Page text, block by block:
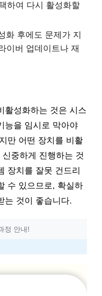
하여 다시 활성화할
화 후에도 문제가 지
이버 업데이트나 재
활성화하는 것은 시스
능을 임시로 막아야
만 어떤 장치를 비활
중하게 진행하는 것
장치를 잘못 건드리
수 있으므로, 확실하
는 것이 좋습니다.
정 안내!